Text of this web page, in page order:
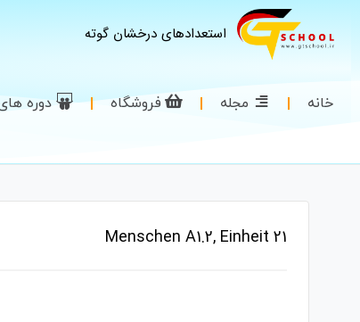
استعدادهای درخشان گوته
خانه مجله فروشگاه دوره
Menschen A1.2, Einheit 21